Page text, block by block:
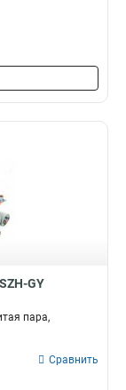
GY
пара,
Сравнить